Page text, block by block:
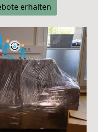
erhalten